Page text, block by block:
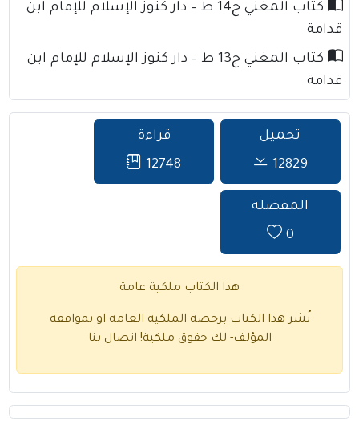
كتاب المغني ج14 ط – دار كنوز الإسلام للإمام ابن
قدامة
كتاب المغني ج13 ط – دار كنوز الإسلام للإمام ابن
قدامة
تحميل
12829
قراءة
12748
المفضلة
0
هذا الكتاب ملكية عامة
نُشر هذا الكتاب برخصة الملكية العامة او بموافقة
المؤلف- لك حقوق ملكية! اتصال بنا